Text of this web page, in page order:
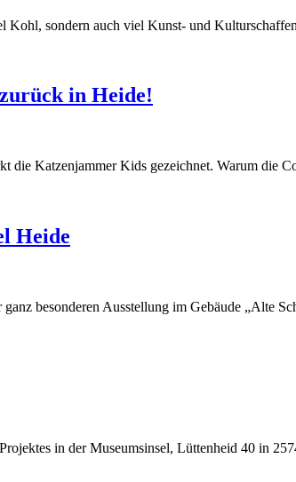
Kohl, sondern auch viel Kunst- und
in Heide!
die Katzenjammer Kids gezeichnet. Warum die
Heide
besonderen Ausstellung im Gebäude „Alte
in der Museumsinsel, Lüttenheid 40 in